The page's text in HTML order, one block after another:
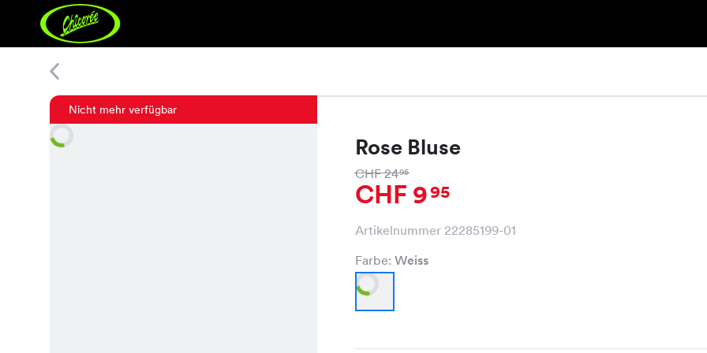
Nicht mehr verfügbar
Rose Bluse
CHF 2495
CHF 995
Artikelnummer 22285199-01
Farbe: Weiss